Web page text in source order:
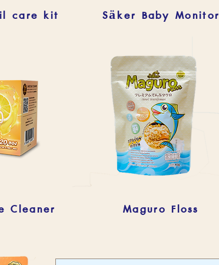
care kit Säker Baby Monitor
Cleaner Maguro Floss